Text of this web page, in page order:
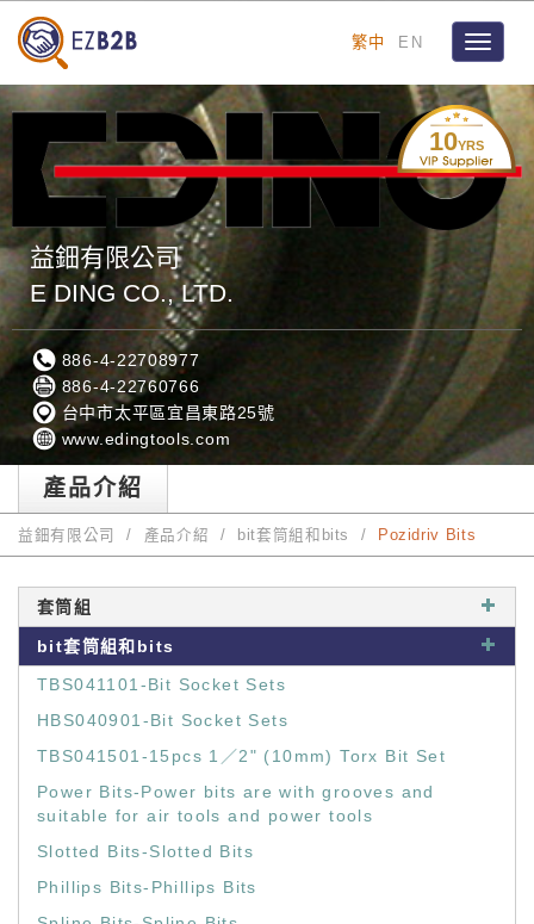
繁中 EN
Toggle
10YRS
益鈿有限公司
E DING CO., LTD.
886-4-22708977
886-4-22760766
台中市太平區宜昌東路25號
www.edingtools.com
產品介紹
益鈿有限公司 產品介紹 bit套筒組和bits Pozidriv Bits
套筒組
bit套筒組和bits
TBS041101-Bit Socket Sets
HBS040901-Bit Socket Sets
TBS041501-15pcs 1／2" (10mm) Torx Bit Set
Power Bits-Power bits are with grooves and
suitable for air tools and power tools
Slotted Bits-Slotted Bits
Phillips Bits-Phillips Bits